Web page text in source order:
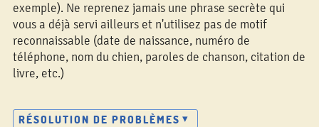
exemple). Ne reprenez jamais une phrase secrète qui
vous a déjà servi ailleurs et n'utilisez pas de motif
reconnaissable (date de naissance, numéro de
téléphone, nom du chien, paroles de chanson, citation de
livre, etc.)
RÉSOLUTION DE PROBLÈMES